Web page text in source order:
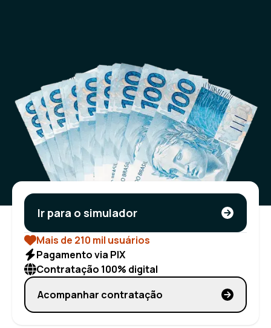
Ir para o simulador
Mais de 210 mil usuários
Pagamento via PIX
Contratação 100% digital
Acompanhar contratação